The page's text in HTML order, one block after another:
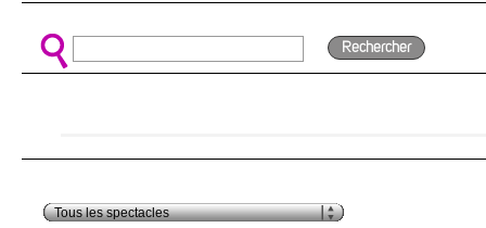
Rechercher